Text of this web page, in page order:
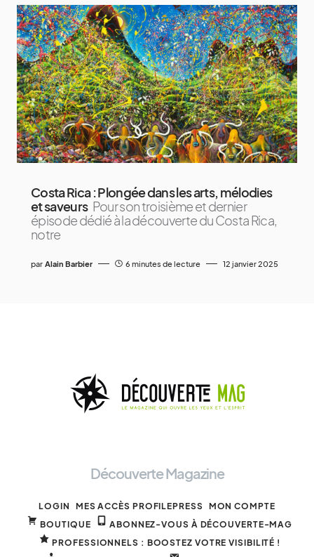
Costa Rica : Plongée dans les arts, mélodies
et saveurs Pour son troisième et dernier
épisode dédié à la découverte du Costa Rica,
notre
par Alain Barbier 6 minutes de lecture 12 janvier 2025
Découverte Magazine
LOGIN MES ACCÈS PROFILEPRESS MON COMPTE
BOUTIQUE
ABONNEZ-VOUS À DÉCOUVERTE-MAG
PROFESSIONNELS : BOOSTEZ VOTRE VISIBILITÉ !